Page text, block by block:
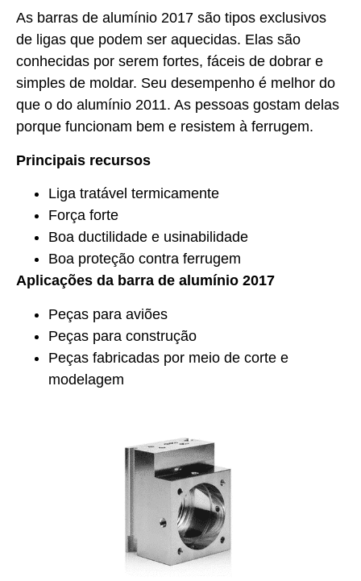
As barras de alumínio 2017 são tipos exclusivos
de ligas que podem ser aquecidas. Elas são
conhecidas por serem fortes, fáceis de dobrar e
simples de moldar. Seu desempenho é melhor do
que o do alumínio 2011. As pessoas gostam delas
porque funcionam bem e resistem à ferrugem.
Principais recursos
Liga tratável termicamente
Força forte
Boa ductilidade e usinabilidade
Boa proteção contra ferrugem
Aplicações da barra de alumínio 2017
Peças para aviões
Peças para construção
Peças fabricadas por meio de corte e
modelagem